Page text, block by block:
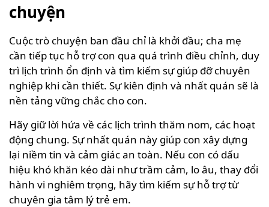
chuyện
Cuộc trò chuyện ban đầu chỉ là khởi đầu; cha mẹ
cần tiếp tục hỗ trợ con qua quá trình điều chỉnh, duy
trì lịch trình ổn định và tìm kiếm sự giúp đỡ chuyên
nghiệp khi cần thiết. Sự kiên định và nhất quán sẽ là
nền tảng vững chắc cho con.
Hãy giữ lời hứa về các lịch trình thăm nom, các hoạt
động chung. Sự nhất quán này giúp con xây dựng
lại niềm tin và cảm giác an toàn. Nếu con có dấu
hiệu khó khăn kéo dài như trầm cảm, lo âu, thay đổi
hành vi nghiêm trọng, hãy tìm kiếm sự hỗ trợ từ
chuyên gia tâm lý trẻ em.